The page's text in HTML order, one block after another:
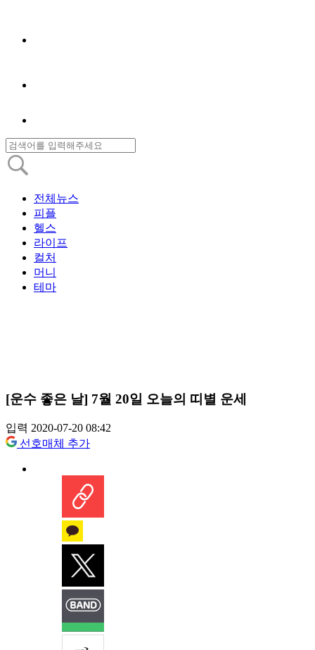
전체뉴스
피플
헬스
라이프
컬처
머니
테마
[운수 좋은 날] 7월 20일 오늘의 띠별 운세
입력 2020-07-20 08:42
선호매체 추가